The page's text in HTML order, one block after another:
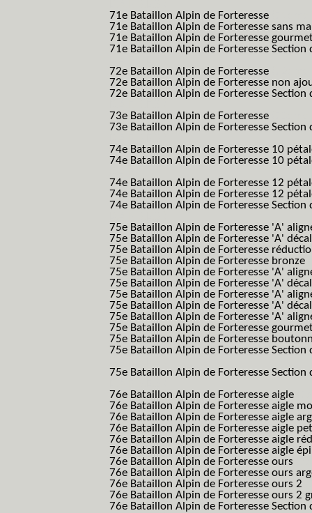
71e Bataillon Alpin de Forteresse
71e Bataillon Alpin de Forteresse sans
71e Bataillon Alpin de Forteresse
71e Bataillon Alpin de Forteresse
72e Bataillon Alpin de Forteresse
72e Bataillon Alpin de Forteresse non
72e Bataillon Alpin de Forteresse
73e Bataillon Alpin de Forteresse
73e Bataillon Alpin de Forteresse
74e Bataillon Alpin de Forteresse 10
74e Bataillon Alpin de Forteresse 10
74e Bataillon Alpin de Forteresse 12
74e Bataillon Alpin de Forteresse 12
74e Bataillon Alpin de Forteresse
75e Bataillon Alpin de Forteresse 'A'
75e Bataillon Alpin de Forteresse 'A'
75e Bataillon Alpin de Forteresse
75e Bataillon Alpin de Forteresse bronze
75e Bataillon Alpin de Forteresse 'A'
75e Bataillon Alpin de Forteresse 'A'
75e Bataillon Alpin de Forteresse 'A'
75e Bataillon Alpin de Forteresse 'A'
75e Bataillon Alpin de Forteresse 'A'
75e Bataillon Alpin de Forteresse
75e Bataillon Alpin de Forteresse
75e Bataillon Alpin de Forteresse
75e Bataillon Alpin de Forteresse
76e Bataillon Alpin de Forteresse aigle
76e Bataillon Alpin de Forteresse aigle
76e Bataillon Alpin de Forteresse aigle
76e Bataillon Alpin de Forteresse aigle
76e Bataillon Alpin de Forteresse aigle
76e Bataillon Alpin de Forteresse aigle
76e Bataillon Alpin de Forteresse ours
76e Bataillon Alpin de Forteresse ours
76e Bataillon Alpin de Forteresse ours 2
76e Bataillon Alpin de Forteresse ours 2
76e Bataillon Alpin de Forteresse